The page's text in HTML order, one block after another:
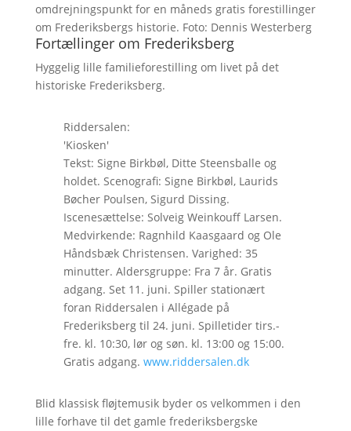
omdrejningspunkt for en måneds gratis forestillinger
om Frederiksbergs historie. Foto: Dennis Westerberg
Fortællinger om Frederiksberg
Hyggelig lille familieforestilling om livet på det
historiske Frederiksberg.
Riddersalen:
'Kiosken'
Tekst: Signe Birkbøl, Ditte Steensballe og
holdet. Scenografi: Signe Birkbøl, Laurids
Bøcher Poulsen, Sigurd Dissing.
Iscenesættelse: Solveig Weinkouff Larsen.
Medvirkende: Ragnhild Kaasgaard og Ole
Håndsbæk Christensen. Varighed: 35
minutter. Aldersgruppe: Fra 7 år. Gratis
adgang. Set 11. juni. Spiller stationært
foran Riddersalen i Allégade på
Frederiksberg til 24. juni. Spilletider tirs.-
fre. kl. 10:30, lør og søn. kl. 13:00 og 15:00.
Gratis adgang. www.riddersalen.dk
Blid klassisk fløjtemusik byder os velkommen i den
lille forhave til det gamle frederiksbergske